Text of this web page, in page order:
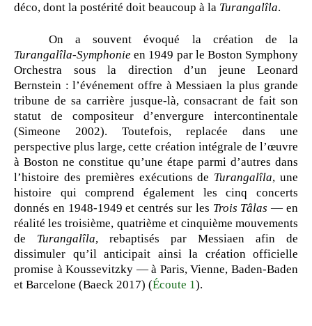
déco, dont la postérité doit beaucoup à la Turangalîla.
On a souvent évoqué la création de la
Turangalîla-Symphonie en 1949 par le Boston Symphony
Orchestra sous la direction d’un jeune Leonard
Bernstein : l’événement offre à Messiaen la plus grande
tribune de sa carrière jusque-là, consacrant de fait son
statut de compositeur d’envergure intercontinentale
(Simeone 2002). Toutefois, replacée dans une
perspective plus large, cette création intégrale de l’œuvre
à Boston ne constitue qu’une étape parmi d’autres dans
l’histoire des premières exécutions de Turangalîla, une
histoire qui comprend également les cinq concerts
donnés en 1948-1949 et centrés sur les Trois Tâlas— en
réalité les troisième, quatrième et cinquième mouvements
de Turangalîla, rebaptisés par Messiaen afin de
dissimuler qu’il anticipait ainsi la création officielle
promise à Koussevitzky — à Paris, Vienne, Baden-Baden
et Barcelone (Baeck 2017) (Écoute 1).